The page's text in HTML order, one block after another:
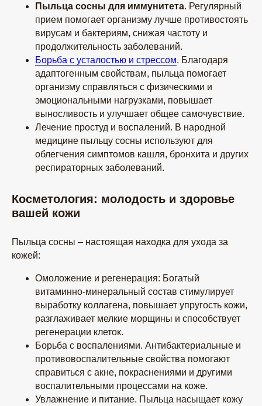
Пыльца сосны для иммунитета. Регулярный
прием помогает организму лучше противостоять
вирусам и бактериям, снижая частоту и
продолжительность заболеваний.
Борьба с усталостью и стрессом. Благодаря
адаптогенным свойствам, пыльца помогает
организму справляться с физическими и
эмоциональными нагрузками, повышает
выносливость и улучшает общее самочувствие.
Лечение простуд и воспалений. В народной
медицине пыльцу сосны используют для
облегчения симптомов кашля, бронхита и других
респираторных заболеваний.
Косметология: молодость и здоровье
вашей кожи
Пыльца сосны – настоящая находка для ухода за
кожей:
Омоложение и регенерация: Богатый
витаминно-минеральный состав стимулирует
выработку коллагена, повышает упругость кожи,
разглаживает мелкие морщины и способствует
регенерации клеток.
Борьба с воспалениями. Антибактериальные и
противовоспалительные свойства помогают
справиться с акне, покраснениями и другими
воспалительными процессами на коже.
Увлажнение и питание. Пыльца насыщает кожу